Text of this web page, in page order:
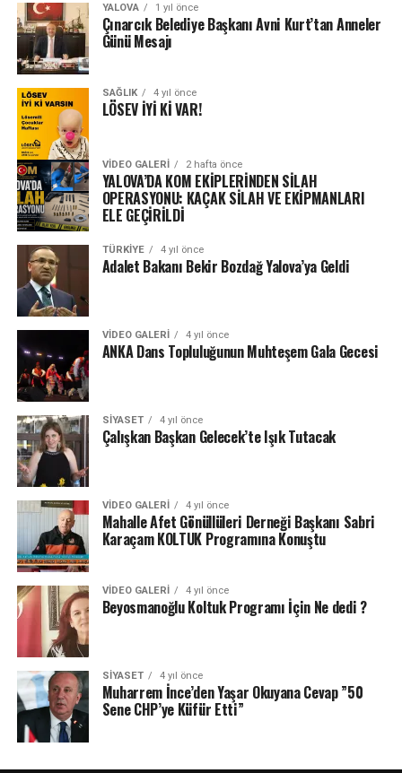
YALOVA 1 yıl önce
Çınarcık Belediye Başkanı Avni Kurt’tan Anneler
Günü Mesajı
SAĞLIK 4 yıl önce
LÖSEV İYİ Kİ VAR!
VIDEO GALERI 2 hafta önce
YALOVA’DA KOM EKİPLERİNDEN SİLAH
OPERASYONU: KAÇAK SİLAH VE EKİPMANLARI
ELE GEÇİRİLDİ
TÜRKIYE 4 yıl önce
Adalet Bakanı Bekir Bozdağ Yalova’ya Geldi
VIDEO GALERI 4 yıl önce
ANKA Dans Topluluğunun Muhteşem Gala Gecesi
SIYASET 4 yıl önce
Çalışkan Başkan Gelecek’te Işık Tutacak
VIDEO GALERI 4 yıl önce
Mahalle Afet Gönüllüleri Derneği Başkanı Sabri
Karaçam KOLTUK Programına Konuştu
VIDEO GALERI 4 yıl önce
Beyosmanoğlu Koltuk Programı İçin Ne dedi ?
SIYASET 4 yıl önce
Muharrem İnce’den Yaşar Okuyana Cevap ”50
Sene CHP’ye Küfür Etti”